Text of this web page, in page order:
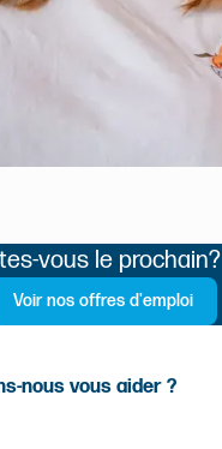
vous le prochain?
Voir nos offres d'emploi
nous vous aider ?